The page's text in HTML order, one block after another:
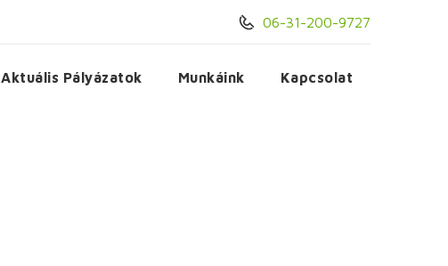
06-31-200-9727
Aktuális Pályázatok Munkáink Kapcsolat